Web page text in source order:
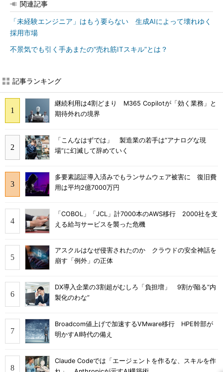
関連記事
「未経験エンジニア」はもう要らない 生成AIによって壊れゆく
採用市場
不景気でも引く手あまたの“売れ筋ITスキル”とは？
記事ランキング
継続利用は4割どまり M365 Copilotが「効く業務」と
期待外れの境界
「こんなはずでは」 製造業の若手は“アナログな現
場”に幻滅して辞めていく
多要素認証導入済みでもランサムウェア被害に 復旧費
用は平均2億7000万円
「COBOL」「JCL」計7000本のAWS移行 2000社を支
える給与サービスを襲った危機
アスクルはなぜ侵害されたのか クラウドの安全神話を
崩す「例外」の正体
DX導入企業の3割超がむしろ「負担増」 9割が陥る“内
製化のわな”
Broadcom値上げで加速するVMware移行 HPE幹部が
明かすAI時代の備え
Claude Codeでは「エージェントを作るな、スキルを作